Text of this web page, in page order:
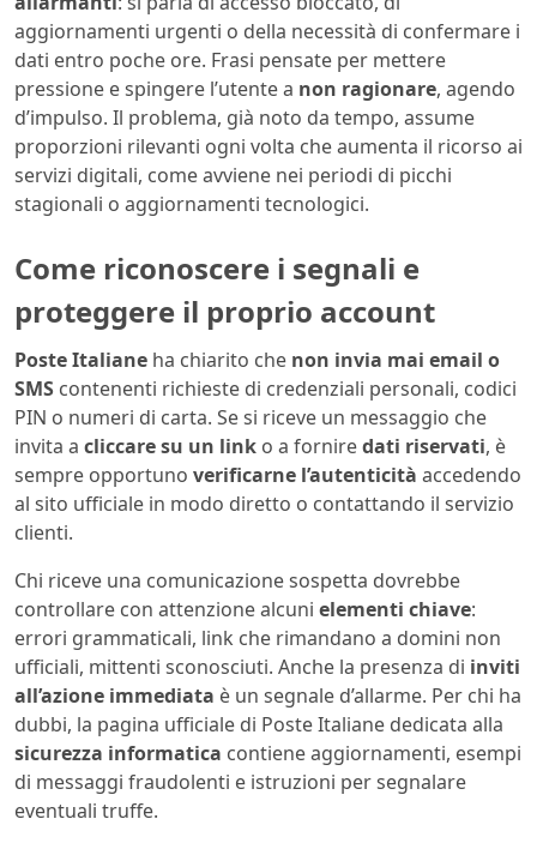
aggiornamenti urgenti o della necessità di confermare i
dati entro poche ore. Frasi pensate per mettere
pressione e spingere l’utente a non ragionare, agendo
d’impulso. Il problema, già noto da tempo, assume
proporzioni rilevanti ogni volta che aumenta il ricorso ai
servizi digitali, come avviene nei periodi di picchi
stagionali o aggiornamenti tecnologici.
Come riconoscere i segnali e
proteggere il proprio account
Poste Italiane ha chiarito che non invia mai email o
SMS contenenti richieste di credenziali personali, codici
PIN o numeri di carta. Se si riceve un messaggio che
invita a cliccare su un link o a forniredati riservati, è
sempre opportuno verificarne l’autenticità accedendo
al sito ufficiale in modo diretto o contattando il servizio
clienti.
Chi riceve una comunicazione sospetta dovrebbe
controllare con attenzione alcuni elementi chiave:
errori grammaticali, link che rimandano a domini non
ufficiali, mittenti sconosciuti. Anche la presenza di inviti
all’azione immediata è un segnale d’allarme. Per chi ha
dubbi, la pagina ufficiale di Poste Italiane dedicata alla
sicurezza informatica contiene aggiornamenti, esempi
di messaggi fraudolenti e istruzioni per segnalare
eventuali truffe.